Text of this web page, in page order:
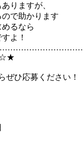
りますが、
で助かります
めるなら
よ！
ぜひ応募ください！